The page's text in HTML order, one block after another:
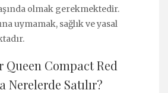
olmak gerekmektedir.
uymamak, sağlık ve yasal
Queen Compact Red
Nerelerde Satılır?